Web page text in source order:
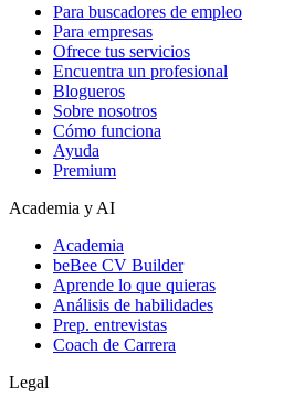
Para buscadores de empleo
Para empresas
Ofrece tus servicios
Encuentra un profesional
Blogueros
Sobre nosotros
Cómo funciona
Ayuda
Premium
Academia y AI
Academia
beBee CV Builder
Aprende lo que quieras
Análisis de habilidades
Prep. entrevistas
Coach de Carrera
Legal